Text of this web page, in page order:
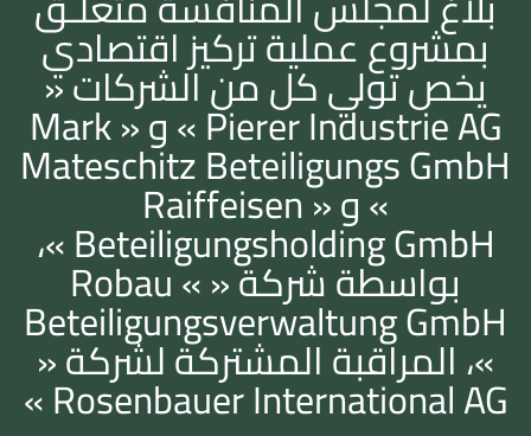
بمشروع عملية تركيز اقتصادي
يخص تولي كل من الشركات «
Pierer Industrie AG » و « Mark
Mateschitz Beteiligungs GmbH
» و « Raiffeisen
Beteiligungsholding GmbH »،
بواسطة شركة « Robau «
Beteiligungsverwaltung GmbH
»، المراقبة المشتركة لشركة «
Rosenbauer International AG »